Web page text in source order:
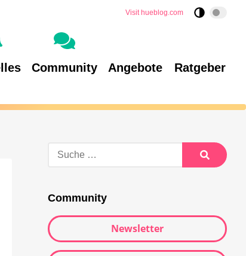
Visit hueblog.com
Community Angebote Ratgeber
Community
Newsletter